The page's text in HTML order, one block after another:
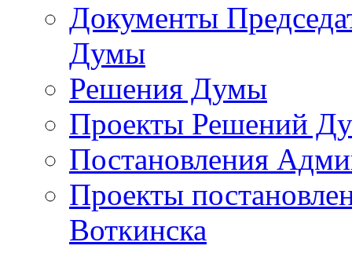
Документы
Думы
Решения Думы
Проекты Решений
Постановления
Проекты
Воткинска